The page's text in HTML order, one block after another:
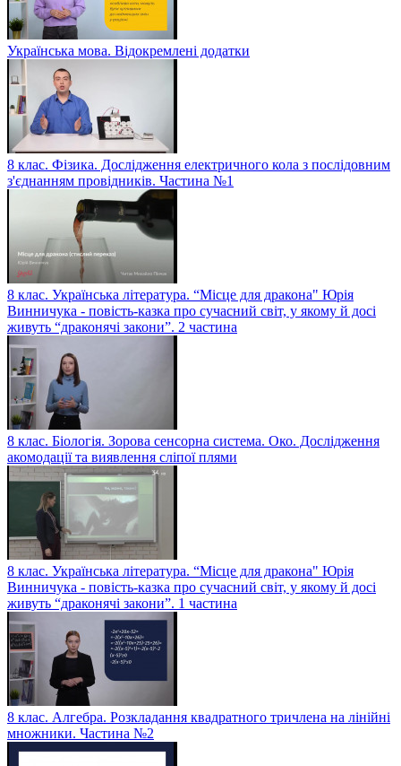
Українська мова. Відокремлені додатки
8 клас. Фізика. Дослідження електричного кола з послідовним
з'єднанням провідників. Частина №1
8 клас. Українська література. “Місце для дракона" Юрія
Винничука - повість-казка про сучасний світ, у якому й досі
живуть “драконячі закони”. 2 частина
8 клас. Біологія. Зорова сенсорна система. Око. Дослідження
акомодації та виявлення сліпої плями
8 клас. Українська література. “Місце для дракона" Юрія
Винничука - повість-казка про сучасний світ, у якому й досі
живуть “драконячі закони”. 1 частина
8 клас. Алгебра. Розкладання квадратного тричлена на лінійні
множники. Частина №2